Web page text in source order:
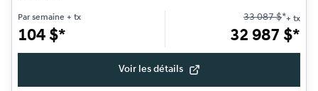
Par semaine + tx
104 $*
33 087$*+ tx
32 987 $*
Voir les détails